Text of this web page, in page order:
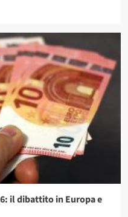
il dibattito in Europa e